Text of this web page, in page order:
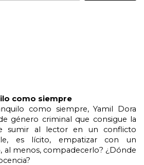
como siempre
como siempre, Yamil Dora
género criminal que consigue la
sumir al lector en un conflicto
es lícito, empatizar con un
al menos, compadecerlo? ¿Dónde